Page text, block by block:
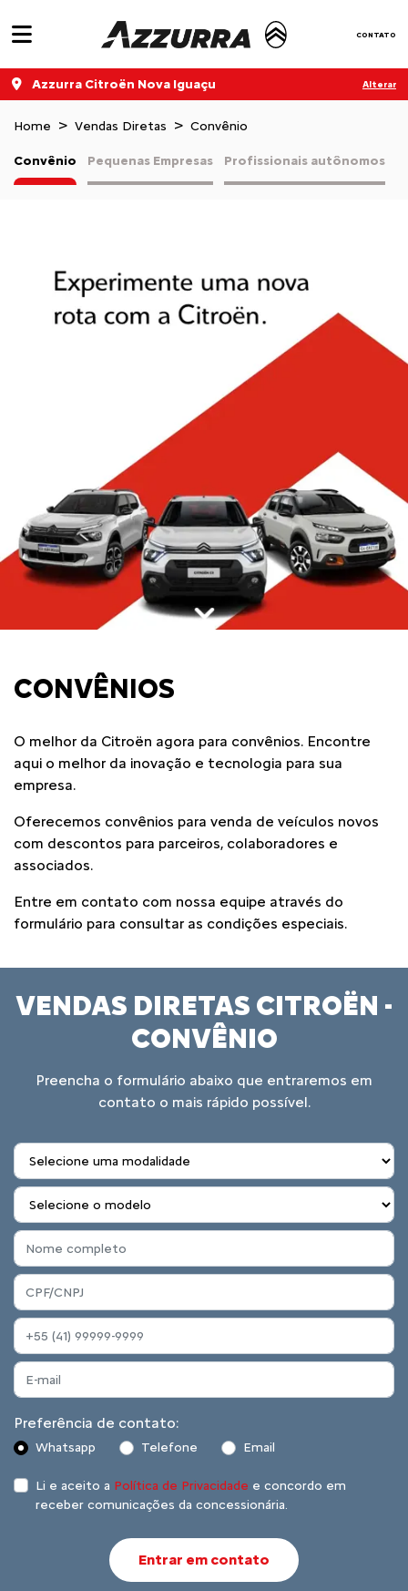
CONTATO
Azzurra Citroën Nova Iguaçu Alterar
Home Vendas Diretas Convênio
Pequenas Empresas Profissionais autônomos
Convênio
CONVÊNIOS
O melhor da Citroën agora para convênios. Encontre
aqui o melhor da inovação e tecnologia para sua
empresa.
Oferecemos convênios para venda de veículos novos
com descontos para parceiros, colaboradores e
associados.
Entre em contato com nossa equipe através do
formulário para consultar as condições especiais.
VENDAS DIRETAS CITROËN -
CONVÊNIO
Preencha o formulário abaixo que entraremos em
contato o mais rápido possível.
Preferência de contato:
Whatsapp Telefone Email
Li e aceito a Política de Privacidade e concordo em
receber comunicações da concessionária.
Entrar em contato